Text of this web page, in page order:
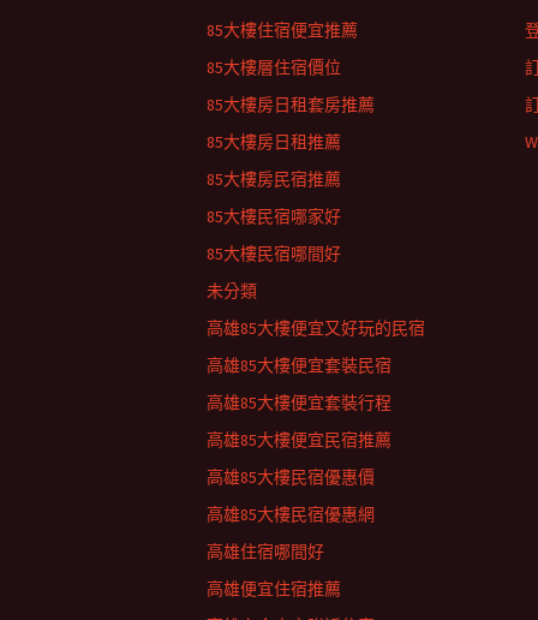
85大樓住宿便宜推薦
85大樓層住宿價位
85大樓房日租套房推薦
85大樓房日租推薦
85大樓房民宿推薦
85大樓民宿哪家好
85大樓民宿哪間好
未分類
高雄85大樓便宜又好玩的民宿
高雄85大樓便宜套裝民宿
高雄85大樓便宜套裝行程
高雄85大樓便宜民宿推薦
高雄85大樓民宿優惠價
高雄85大樓民宿優惠網
高雄住宿哪間好
高雄便宜住宿推薦